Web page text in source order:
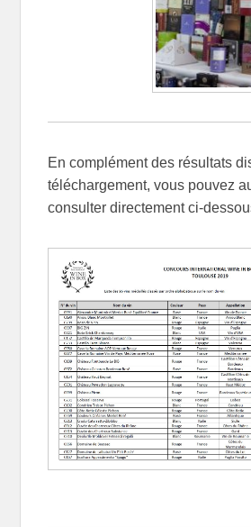
En complément des résultats
téléchargement, vous pouvez
consulter directement ci-